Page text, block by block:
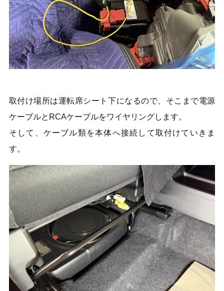
取付け場所は運転席シート下になるので、そこまで電源
ケーブルとRCAケーブルをワイヤリングします。
そして、ケーブル類を本体へ接続して取付けていきま
す。